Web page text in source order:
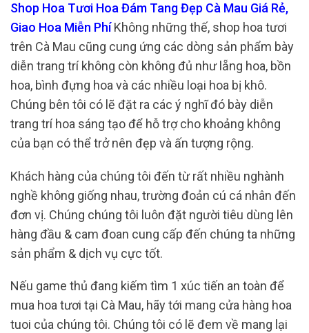
Shop Hoa Tươi Hoa Đám Tang Đẹp Cà Mau Giá Rẻ,
Giao Hoa Miễn PhíKhông những thế, shop hoa tươi
trên Cà Mau cũng cung ứng các dòng sản phẩm bày
diễn trang trí không còn không đủ như lẵng hoa, bồn
hoa, bình đựng hoa và các nhiều loại hoa bị khô.
Chúng bên tôi có lẽ đặt ra các ý nghĩ đó bày diễn
trang trí hoa sáng tạo để hỗ trợ cho khoảng không
của bạn có thể trở nên đẹp và ấn tượng rộng.
Khách hàng của chúng tôi đến từ rất nhiều nghành
nghề không giống nhau, trường đoản cú cá nhân đến
đơn vị. Chúng chúng tôi luôn đặt người tiêu dùng lên
hàng đầu & cam đoan cung cấp đến chúng ta những
sản phẩm & dịch vụ cực tốt.
Nếu game thủ đang kiếm tìm 1 xúc tiến an toàn để
mua hoa tươi tại Cà Mau, hãy tới mang cửa hàng hoa
tuoi của chúng tôi. Chúng tôi có lẽ đem về mang lại